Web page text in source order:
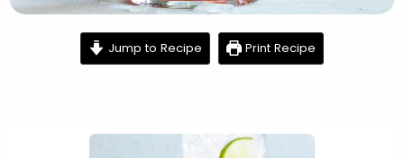
Jump to Recipe Print Recipe
minutes